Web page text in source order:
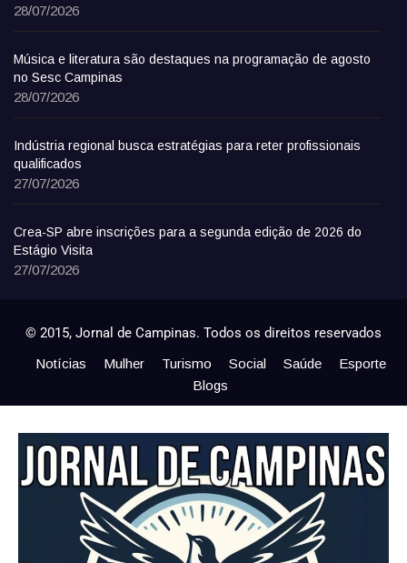
28/07/2026
Música e literatura são destaques na programação de agosto
no Sesc Campinas
28/07/2026
Indústria regional busca estratégias para reter profissionais
qualificados
27/07/2026
Crea-SP abre inscrições para a segunda edição de 2026 do
Estágio Visita
27/07/2026
© 2015, Jornal de Campinas. Todos os direitos reservados
Notícias Mulher Turismo Social Saúde
Esporte
Blogs